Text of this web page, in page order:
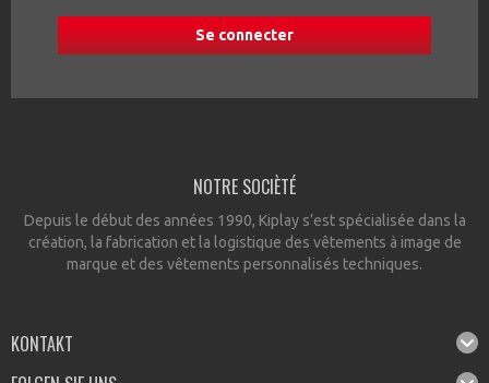
NOTRE SOCIÈTÉ
Depuis le début des années 1990, Kiplay s’est spécialisée dans la
création, la fabrication et la logistique des vêtements à image de
marque et des vêtements personnalisés techniques.
KONTAKT